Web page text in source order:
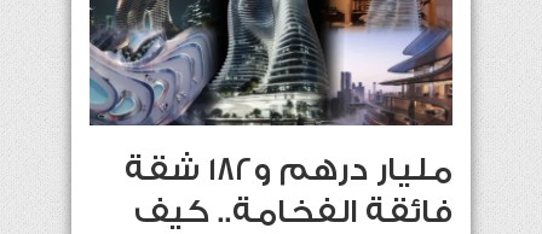
مليار درهم و182 شقة
فائقة الفخامة.. كيف